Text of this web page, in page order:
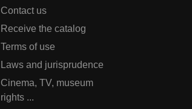
Contact us
Receive the catalog
Terms of use
Laws and jurisprudence
Cinema, TV, museum
rights ...